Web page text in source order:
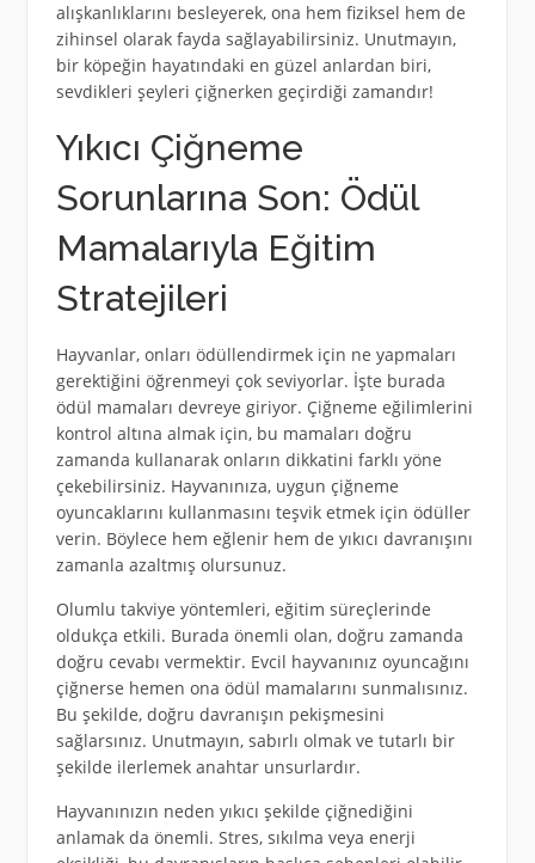
alışkanlıklarını besleyerek, ona hem fiziksel hem de
zihinsel olarak fayda sağlayabilirsiniz. Unutmayın,
bir köpeğin hayatındaki en güzel anlardan biri,
sevdikleri şeyleri çiğnerken geçirdiği zamandır!
Yıkıcı Çiğneme
Sorunlarına Son: Ödül
Mamalarıyla Eğitim
Stratejileri
Hayvanlar, onları ödüllendirmek için ne yapmaları
gerektiğini öğrenmeyi çok seviyorlar. İşte burada
ödül mamaları devreye giriyor. Çiğneme eğilimlerini
kontrol altına almak için, bu mamaları doğru
zamanda kullanarak onların dikkatini farklı yöne
çekebilirsiniz. Hayvanınıza, uygun çiğneme
oyuncaklarını kullanmasını teşvik etmek için ödüller
verin. Böylece hem eğlenir hem de yıkıcı davranışını
zamanla azaltmış olursunuz.
Olumlu takviye yöntemleri, eğitim süreçlerinde
oldukça etkili. Burada önemli olan, doğru zamanda
doğru cevabı vermektir. Evcil hayvanınız oyuncağını
çiğnerse hemen ona ödül mamalarını sunmalısınız.
Bu şekilde, doğru davranışın pekişmesini
sağlarsınız. Unutmayın, sabırlı olmak ve tutarlı bir
şekilde ilerlemek anahtar unsurlardır.
Hayvanınızın neden yıkıcı şekilde çiğnediğini
anlamak da önemli. Stres, sıkılma veya enerji